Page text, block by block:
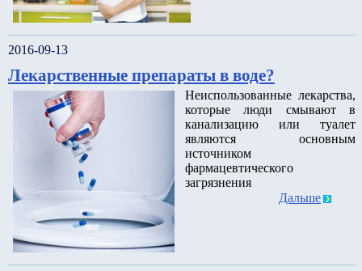
2016-09-13
Лекарственные препараты в воде?
Неиспользованные лекарства,
которые люди смывают в
канализацию или туалет
являются основным
источником
фармацевтического
загрязнения
Дальше